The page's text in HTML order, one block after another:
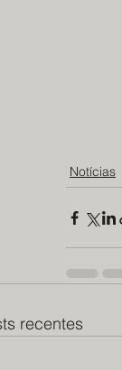
Notícias
recentes